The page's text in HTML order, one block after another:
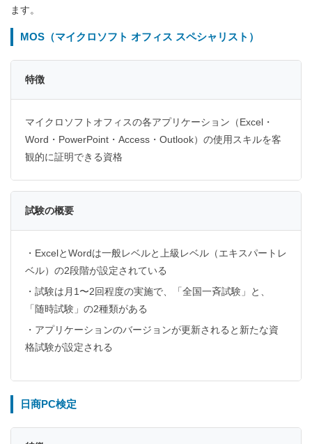
ます。
MOS（マイクロソフト オフィス スペシャリスト）
特徴
マイクロソフトオフィスの各アプリケーション（Excel・
Word・PowerPoint・Access・Outlook）の使用スキルを客
観的に証明できる資格
試験の概要
・ExcelとWordは一般レベルと上級レベル（エキスパートレ
ベル）の2段階が設定されている
・試験は月1〜2回程度の実施で、「全国一斉試験」と、
「随時試験」の2種類がある
・アプリケーションのバージョンが更新されると新たな資
格試験が設定される
日商PC検定